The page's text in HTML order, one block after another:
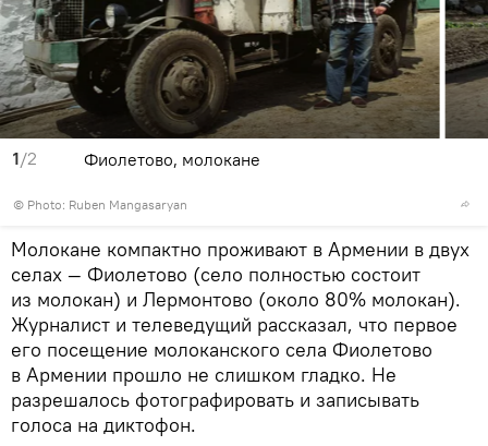
1/2
© Photo: Ruben Mangasaryan
Фиолетово, молокане
Молокане компактно проживают в Армении в двух
селах — Фиолетово (село полностью состоит
из молокан) и Лермонтово (около 80% молокан).
Журналист и телеведущий рассказал, что первое
его посещение молоканского села Фиолетово
в Армении прошло не слишком гладко. Не
разрешалось фотографировать и записывать
голоса на диктофон.